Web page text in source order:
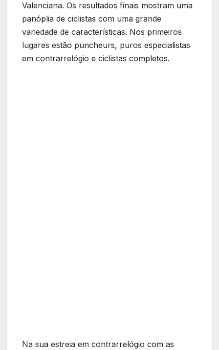
Valenciana. Os resultados finais mostram uma
panóplia de ciclistas com uma grande
variedade de características. Nos primeiros
lugares estão puncheurs, puros especialistas
em contrarrelógio e ciclistas completos.
Na sua estreia em contrarrelógio com as